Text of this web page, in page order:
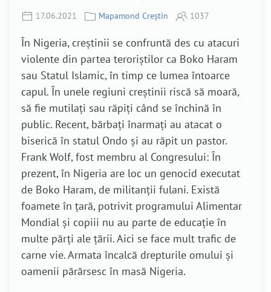
17.06.2021 Mapamond Creștin 1037
În Nigeria, creștinii se confruntă des cu atacuri
violente din partea teroriștilor ca Boko Haram
sau Statul Islamic, în timp ce lumea întoarce
capul. În unele regiuni creștinii riscă să moară,
să fie mutilați sau răpiți când se închină în
public. Recent, bărbați înarmați au atacat o
biserică în statul Ondo și au răpit un pastor.
Frank Wolf, fost membru al Congresului: În
prezent, în Nigeria are loc un genocid executat
de Boko Haram, de militanții fulani. Există
foamete în țară, potrivit programului Alimentar
Mondial și copiii nu au parte de educație în
multe părți ale țării. Aici se face mult trafic de
carne vie. Armata încalcă drepturile omului și
oamenii părărsesc în masă Nigeria.